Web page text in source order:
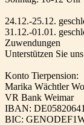
24.12.-25.12.
31.12.-01.01.
Zuwendungen
Unterstützen Sie
Konto Tierpension:
Marika Wächtler
VR Bank Weimar
IBAN:
BIC: